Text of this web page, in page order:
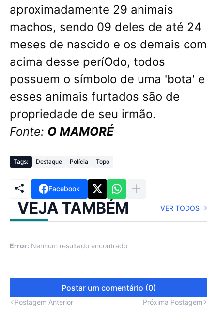
aproximadamente 29 animais
machos, sendo 09 deles de até 24
meses de nascido e os demais com
acima desse períOdo, todos
possuem o símbolo de uma 'bota' e
esses animais furtados são de
propriedade de seu irmão.
Fonte: O MAMORÉ
Tags: Destaque Polícia Topo
Facebook
VEJA TAMBÉM VER TODOS
Error: Nenhum resultado encontrado
Postar um comentário (0)
Postagem Anterior Próxima Postagem